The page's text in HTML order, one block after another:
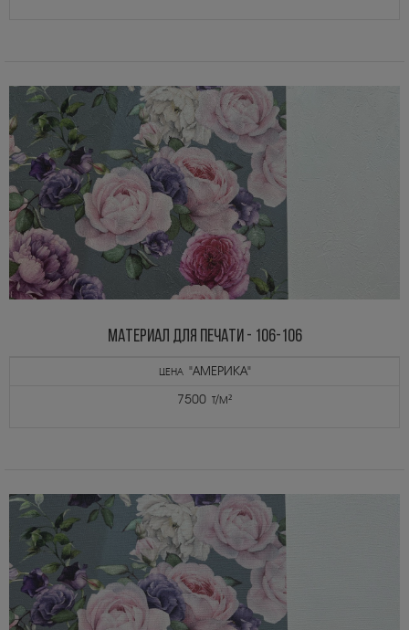
МАТЕРИАЛ ДЛЯ ПЕЧАТИ - 106-106
цена "АМЕРИКА"
7500 т/м²